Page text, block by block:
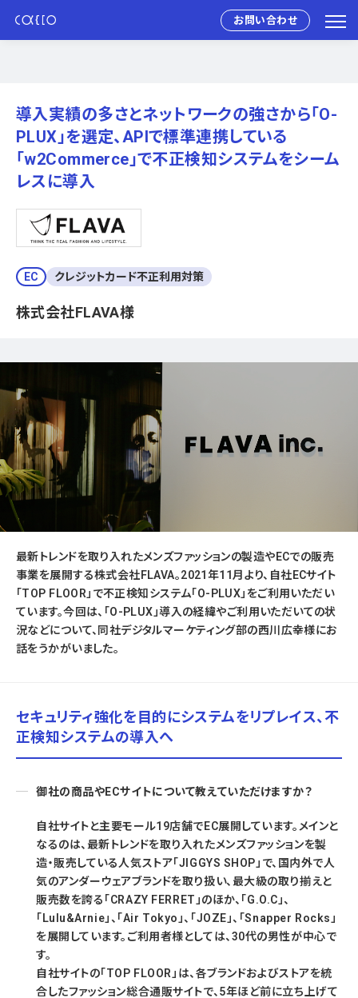
お問い合わせ
導入実績の多さとネットワークの強さから「O-
PLUX」を選定、APIで標準連携している
「w2Commerce」で不正検知システムをシーム
レスに導入
EC クレジットカード不正利用対策
株式会社FLAVA様
最新トレンドを取り入れたメンズファッションの製造やECでの販売
事業を展開する株式会社FLAVA。2021年11月より、自社ECサイト
「TOP FLOOR」で不正検知システム「O-PLUX」をご利用いただい
ています。今回は、「O-PLUX」導入の経緯やご利用いただいての状
況などについて、同社デジタルマーケティング部の西川広幸様にお
話をうかがいました。
セキュリティ強化を目的にシステムをリプレイス、不
正検知システムの導入へ
御社の商品やECサイトについて教えていただけますか？
自社サイトと主要モール19店舗でEC展開しています。メインと
なるのは、最新トレンドを取り入れたメンズファッションを製
造・販売している人気ストア「JIGGYS SHOP」で、国内外で人
気のアンダーウェアブランドを取り扱い、最大級の取り揃えと
販売数を誇る「CRAZY FERRET」のほか、「G.O.C」、
「Lulu&Arnie」、「Air Tokyo」、「JOZE」、「Snapper Rocks」
を展開しています。ご利用者様としては、30代の男性が中心で
す。
自社サイトの「TOP FLOOR」は、各ブランドおよびストアを統
合したファッション総合通販サイトで、5年ほど前に立ち上げて